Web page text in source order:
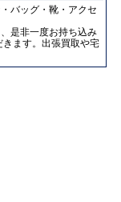
バッグ・靴・アクセ
是非一度お持ち込み
ます。出張買取や宅